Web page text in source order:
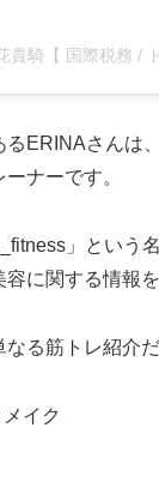
ERINAさんは
ナーです。
」という
に関する情報
る筋トレ紹介だ
イク